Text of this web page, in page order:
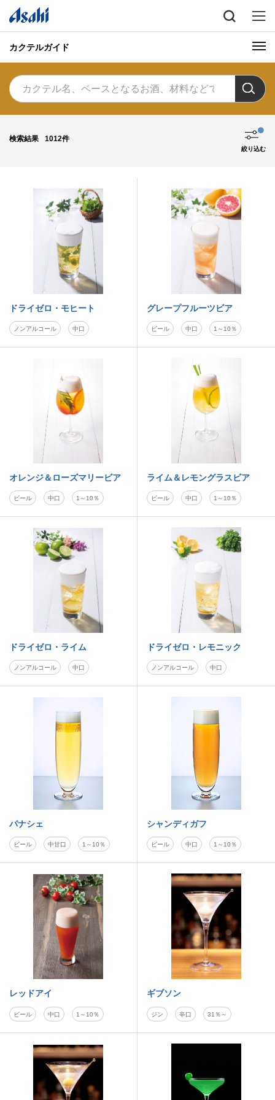
カクテルガイド
検索結果 1012件
絞り込む
ドライゼロ・モヒート
ノンアルコール 中口
グレープフルーツビア
ビール 中口 1～10％
オレンジ＆ローズマリービア
ビール 中口 1～10％
ライム＆レモングラスビア
ビール 中口 1～10％
ドライゼロ・ライム
ノンアルコール 中口
ドライゼロ・レモニック
ノンアルコール 中口
パナシェ
ビール 中甘口 1～10％
シャンディガフ
ビール 中口 1～10％
レッドアイ
ビール 中口 1～10％
ギブソン
ジン 辛口 31％～